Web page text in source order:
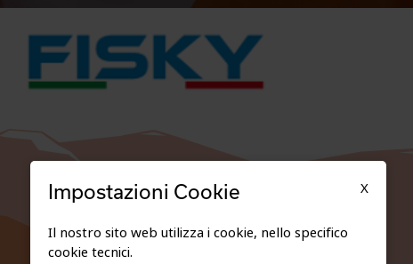
X
Impostazioni Cookie
Il nostro sito web utilizza i cookie, nello specifico
cookie tecnici.